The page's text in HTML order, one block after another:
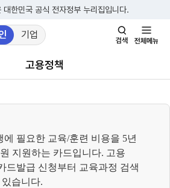
대한민국 공식 전자정부 누리집입니다.
기업
검
전
고용정책
에 필요한 교육/훈련 비용을 5년
지원하는 카드입니다. 고용
드발급 신청부터 교육과정 검색
습니다.